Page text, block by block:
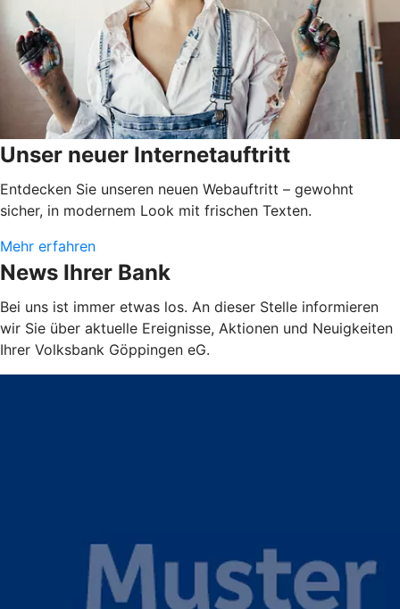
Unser neuer Internetauftritt
Entdecken Sie unseren neuen Webauftritt – gewohnt
sicher, in modernem Look mit frischen Texten.
Mehr erfahren
News Ihrer Bank
Bei uns ist immer etwas los. An dieser Stelle informieren
wir Sie über aktuelle Ereignisse, Aktionen und Neuigkeiten
Ihrer Volksbank Göppingen eG.